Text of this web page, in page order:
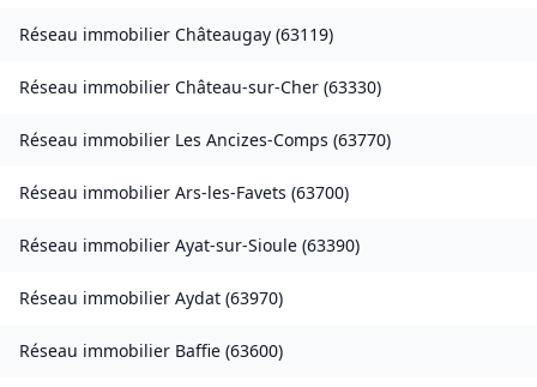
Réseau immobilier Châteaugay (63119)
Réseau immobilier Château-sur-Cher (63330)
Réseau immobilier Les Ancizes-Comps (63770)
Réseau immobilier Ars-les-Favets (63700)
Réseau immobilier Ayat-sur-Sioule (63390)
Réseau immobilier Aydat (63970)
Réseau immobilier Baffie (63600)